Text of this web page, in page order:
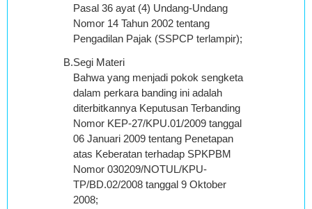
Pasal 36 ayat (4) Undang-Undang
Nomor 14 Tahun 2002 tentang
Pengadilan Pajak (SSPCP terlampir);
B.Segi Materi
Bahwa yang menjadi pokok sengketa
dalam perkara banding ini adalah
diterbitkannya Keputusan Terbanding
Nomor KEP-27/KPU.01/2009 tanggal
06 Januari 2009 tentang Penetapan
atas Keberatan terhadap SPKPBM
Nomor 030209/NOTUL/KPU-
TP/BD.02/2008 tanggal 9 Oktober
2008;